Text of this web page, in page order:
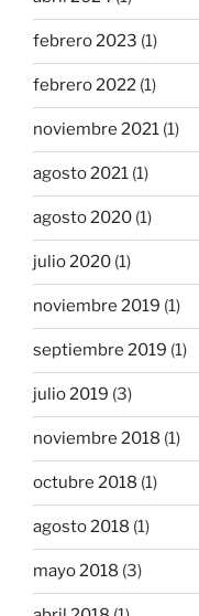
febrero 2023 (1)
febrero 2022 (1)
noviembre 2021 (1)
agosto 2021 (1)
agosto 2020 (1)
julio 2020 (1)
noviembre 2019 (1)
septiembre 2019 (1)
julio 2019 (3)
noviembre 2018 (1)
octubre 2018 (1)
agosto 2018 (1)
mayo 2018 (3)